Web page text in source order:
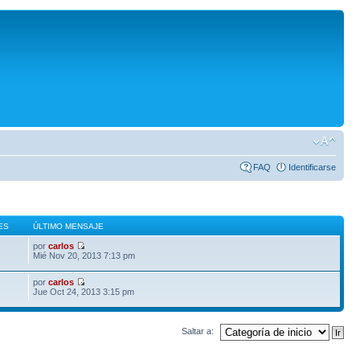
FAQ Identificarse
ÚLTIMO MENSAJE
porcarlos
Mié Nov 20, 2013 7:13 pm
porcarlos
Jue Oct 24, 2013 3:15 pm
Saltar a: